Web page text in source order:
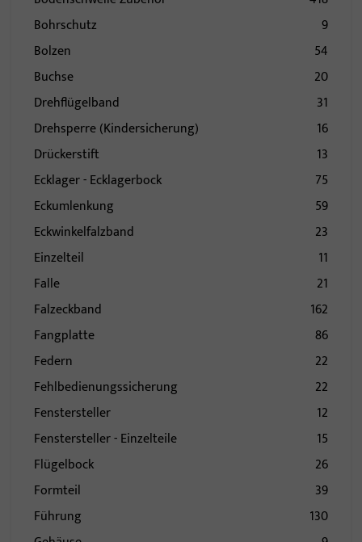
Bohrschutz
9
Bolzen
54
Buchse
20
Drehflügelband
31
Drehsperre (Kindersicherung)
16
Drückerstift
13
Ecklager - Ecklagerbock
75
Eckumlenkung
59
Eckwinkelfalzband
23
Einzelteil
11
Falle
21
Falzeckband
162
Fangplatte
86
Federn
22
Fehlbedienungssicherung
22
Fenstersteller
12
Fenstersteller - Einzelteile
15
Flügelbock
26
Formteil
39
Führung
130